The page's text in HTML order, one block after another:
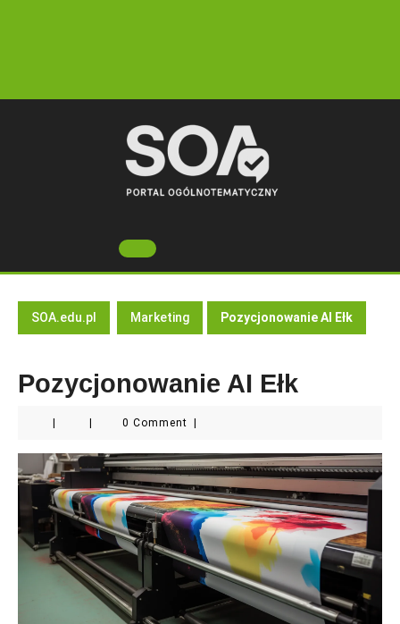
Open
Button
SOA.edu.pl Marketing Pozycjonowanie AI Ełk
Pozycjonowanie AI Ełk
0 Comment